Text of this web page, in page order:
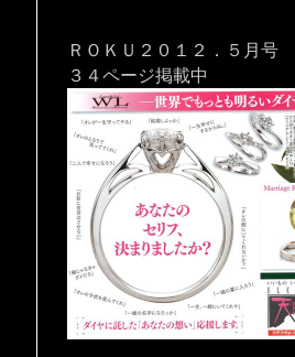
ＲＯＫＵ２０１２．５月号
３４ページ掲載中